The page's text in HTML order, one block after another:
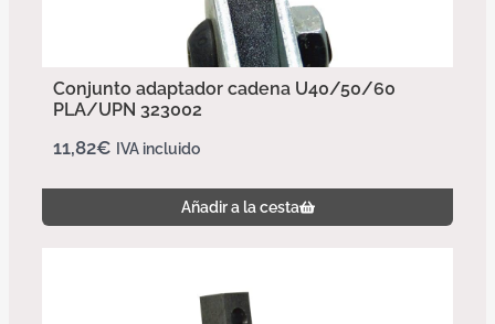
Conjunto adaptador cadena U40/50/60
PLA/UPN 323002
11,82€ IVA incluido
Añadir a la cesta